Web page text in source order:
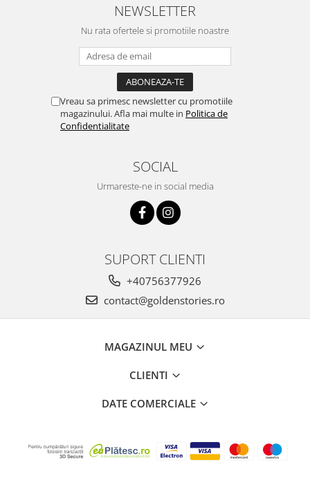
NEWSLETTER
Nu rata ofertele si promotiile noastre
Vreau sa primesc newsletter cu promotiile
magazinului. Afla mai multe in Politica de
Confidentialitate
SOCIAL
Urmareste-ne in social media
SUPORT CLIENTI
+40756377926
contact@goldenstories.ro
MAGAZINUL MEU
CLIENTI
DATE COMERCIALE